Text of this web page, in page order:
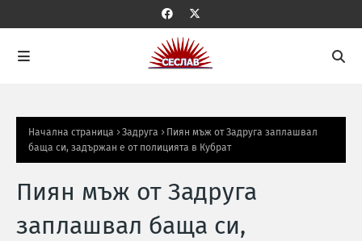
Начална страница Задруга
Пиян мъж от Задруга заплашвал
баща си, задържан е от полицията в Кубрат
Пиян мъж от Задруга
заплашвал баща си,